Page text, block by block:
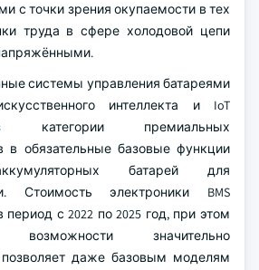
с точки зрения окупаемости в тех
труда в сфере холодовой цепи
системы управления батареями
интеллекта и IoT
категории премиальных
в обязательные базовые функции
батарей для
Стоимость электроники BMS
период с 2022 по 2025 год, при этом
возможности значительно
даже базовым моделям